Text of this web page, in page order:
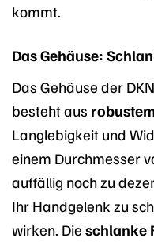
kommt.
Das Gehäuse:
Das Gehäuse der
besteht aus
Langlebigkeit und
einem Durchmesser
auffällig noch zu
Ihr Handgelenk zu
wirken. Die schlanke